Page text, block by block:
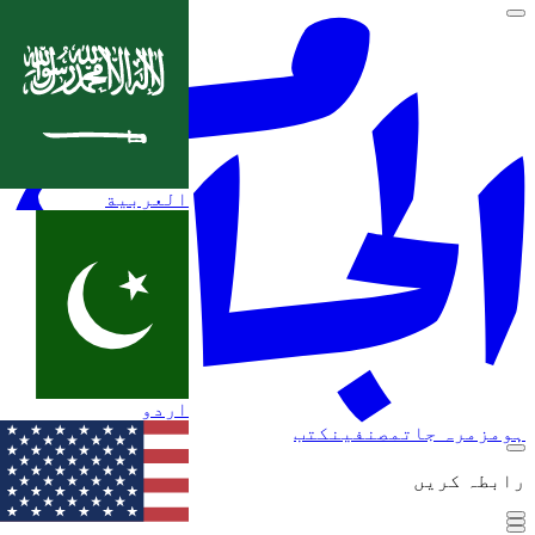
ہوم زمرہ جات مصنفین کتب
رابطہ کریں
العربية
اردو